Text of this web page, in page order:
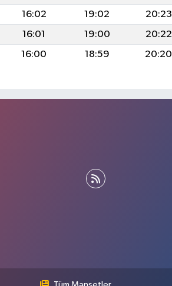
16:02 19:02
20:23
16:01 19:00
20:22
16:00 18:59 20:20